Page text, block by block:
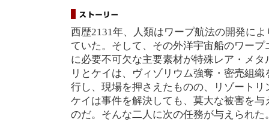
西歴2131年、人類はワープ航法の開発に
ていた。そして、その外洋宇宙船のワー
に必要不可欠な主要素材が特殊レア・メ
リとケイは、ヴィゾリウム強奪・密売組
行し、現場を押さえたものの、リゾート
ケイは事件を解決しても、莫大な被害を
のだ。そんな二人に次の任務が与えられ